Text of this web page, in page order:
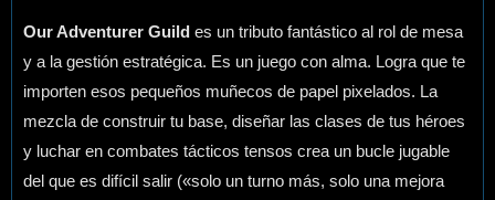
Our Adventurer Guild es un tributo fantástico al rol de mesa
y a la gestión estratégica. Es un juego con alma. Logra que te
importen esos pequeños muñecos de papel pixelados. La
mezcla de construir tu base, diseñar las clases de tus héroes
y luchar en combates tácticos tensos crea un bucle jugable
del que es difícil salir («solo un turno más, solo una mejora